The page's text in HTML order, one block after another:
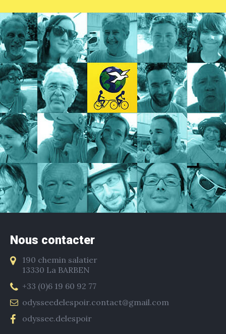
Nous contacter
190 chemin salatier
13330 La BARBEN
+33 (0)6 19 60 92 77
odysseedelespoir.contact@gmail.com
odyssee.delespoir